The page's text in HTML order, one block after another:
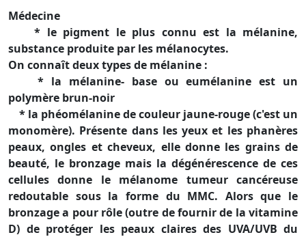
Médecine
* le pigment le plus connu est la mélanine,
substance produite par les mélanocytes.
On connaît deux types de mélanine :
* la mélanine- base ou eumélanine est un
polymère brun-noir
* la phéomélanine de couleur jaune-rouge (c'est un
monomère). Présente dans les yeux et les phanères
peaux, ongles et cheveux, elle donne les grains de
beauté, le bronzage mais la dégénérescence de ces
cellules donne le mélanome tumeur cancéreuse
redoutable sous la forme du MMC. Alors que le
bronzage a pour rôle (outre de fournir de la vitamine
D) de protéger les peaux claires des UVA/UVB du